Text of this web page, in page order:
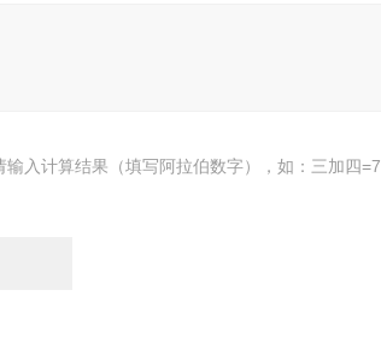
输入计算结果（填写阿拉伯数字），如：三加四=7